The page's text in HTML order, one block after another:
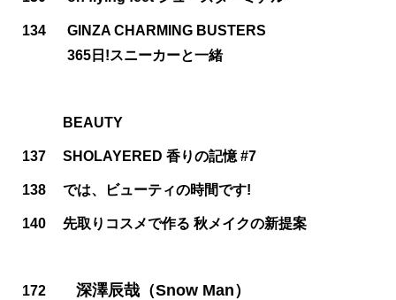
134
GINZA CHARMING BUSTERS
365日!スニーカーと一緒
BEAUTY
137 SHOLAYERED 香りの記憶 #7
138 では、ビューティの時間です!
140 先取りコスメで作る 秋メイクの新提案
172 深澤辰哉（Snow Man）